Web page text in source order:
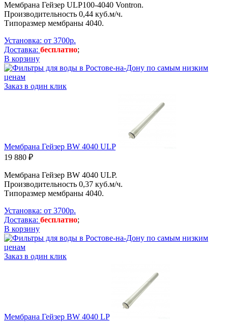
Мембрана Гейзер ULP100-4040 Vontron.
Производительность 0,44 куб.м/ч.
Типоразмер мембраны 4040.
Установка: от 3700р.
Доставка: бесплатно;
В корзину
Заказ в один клик
Мембрана Гейзер BW 4040 ULP
19 880 ₽
Мембрана Гейзер BW 4040 ULP.
Производительность 0,37 куб.м/ч.
Типоразмер мембраны 4040.
Установка: от 3700р.
Доставка: бесплатно;
В корзину
Заказ в один клик
Мембрана Гейзер BW 4040 LP